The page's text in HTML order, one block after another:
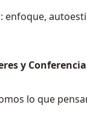
enfoque,
y
lo que